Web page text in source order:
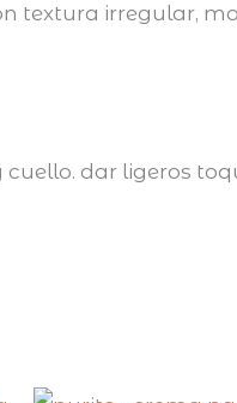
textura irregular,
dar ligeros